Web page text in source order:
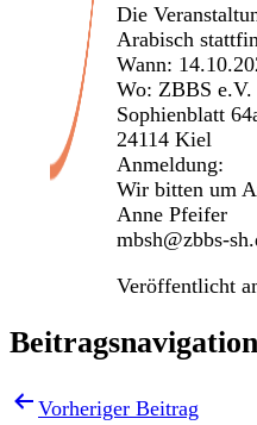
Die
Arabisch
Wann:
Wo: ZBBS e.V.
Sophienblatt
24114 Kiel
Anmeldung:
Wir bitten um
Anne Pfeifer
mbsh@zbbs-
Veröffentlicht
Beitragsnavigation
Vorheriger Beitrag